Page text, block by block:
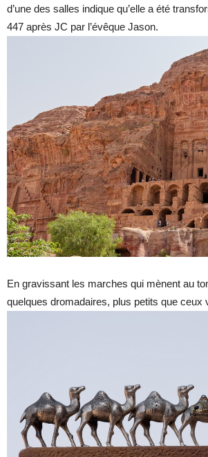
d’une des salles indique qu’elle a été
447 après JC par l’évêque Jason.
En gravissant les marches qui mènent au
quelques dromadaires, plus petits que ceux